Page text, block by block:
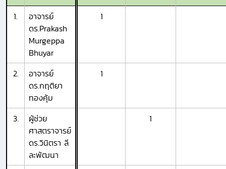
1.
อาจารย์
ดร.Prakash
Murgeppa
Bhuyar
1
2.
อาจารย์
ดร.กฤติยา
ทองคุ้ม
1
3.
ผู้ช่วย
ศาสตราจารย์
ดร.วินิตรา ลี
ละพัฒนา
1